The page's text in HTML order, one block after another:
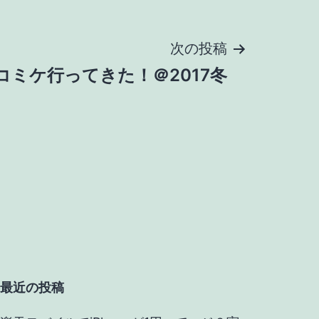
次の投稿
ミケ行ってきた！＠2017冬
最近の投稿